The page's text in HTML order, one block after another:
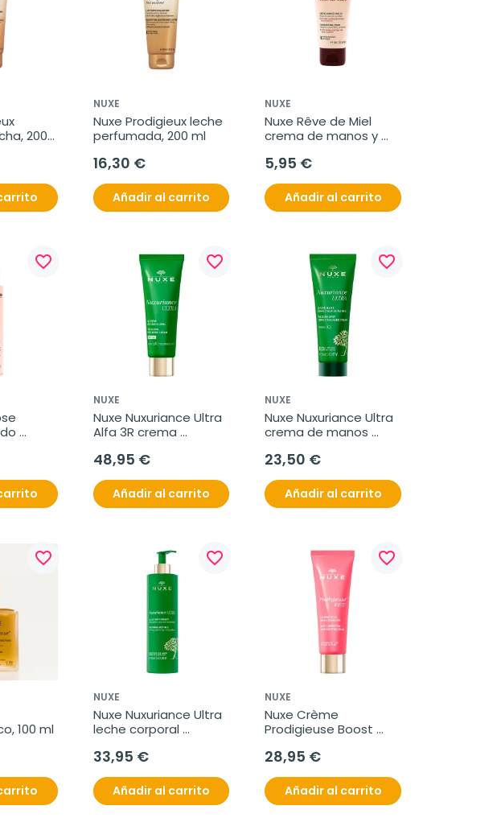
200
NUXE
Nuxe Prodigieux leche
perfumada, 200 ml
16,30 €
Añadir al carrito
NUXE
Nuxe Rêve de Miel
crema de manos y
5,95 €
Añadir al carrito
favorite_border favorite_border
NUXE
Nuxe Nuxuriance Ultra
Alfa 3R crema
SPF30, 50 ml
48,95 €
Añadir al carrito
favorite_border
NUXE
Nuxe Nuxuriance Ultra
crema de manos
manchas, 75 ml
23,50 €
Añadir al carrito
favorite_border
100 ml
favorite_border
NUXE
Nuxe Nuxuriance Ultra
leche corporal
33,95 €
Añadir al carrito
favorite_border
NUXE
Nuxe Crème
Prodigieuse Boost
corrección, 40 ml
28,95 €
Añadir al carrito